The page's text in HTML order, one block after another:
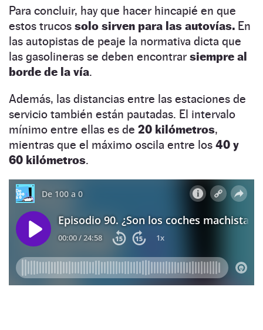
Para concluir, hay que hacer hincapié en que
estos trucos solo sirven para las autovías. En
las autopistas de peaje la normativa dicta que
las gasolineras se deben encontrar siempre al
borde de la vía.
Además, las distancias entre las estaciones de
servicio también están pautadas. El intervalo
mínimo entre ellas es de 20 kilómetros,
mientras que el máximo oscila entre los 40 y
60 kilómetros.